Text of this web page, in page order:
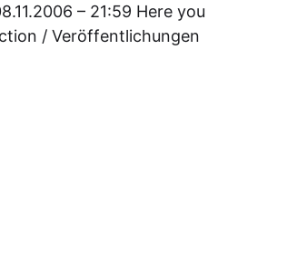
– 21:59 Here you
/ Veröffentlichungen